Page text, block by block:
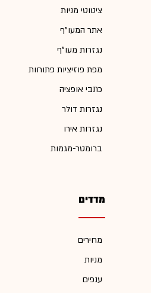
ציטוטי מניות
אתר המעו"ף
נגזרות מעו"ף
מפת פוזיציות פתוחות
כתבי אופציה
נגזרות דולר
נגזרות אירו
ברומטר-מגמות
מדדים
מחירים
מניות
ענפים